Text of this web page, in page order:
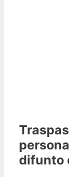
difunto